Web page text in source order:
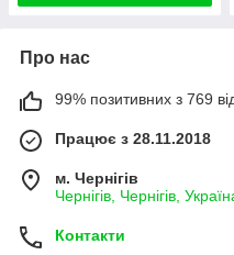
Про нас
99% позитивних з 769
Працює з 28.11.2018
м. Чернігів
Чернігів, Чернігів,
Контакти